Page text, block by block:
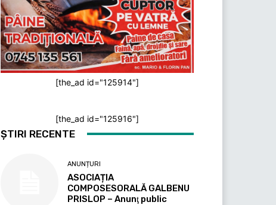
[the_ad id="125914"]
[the_ad id="125916"]
ȘTIRI RECENTE
ANUNȚURI
ASOCIAȚIA
COMPOSESORALĂ GALBENU
PRISLOP – Anunţ public